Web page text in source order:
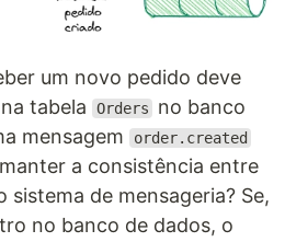
um novo pedido deve
tabela
Orders
no banco
mensagem
order.created
a consistência entre
sistema de mensageria? Se,
no banco de dados, o